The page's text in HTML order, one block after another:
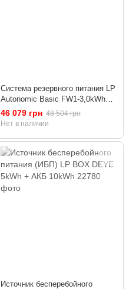
Система резервного питания LP
Autonomic Basic FW1-3,0kWh
Графит мат
46 079 грн 48 504 грн
Нет в наличии
Источник бесперебойного